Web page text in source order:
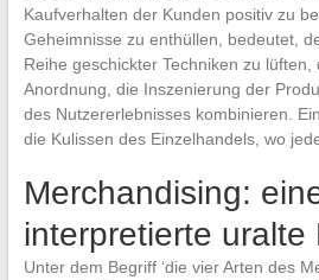
Kaufverhalten der Kunden positiv zu
Geheimnisse zu enthüllen, bedeutet,
Reihe geschickter Techniken zu lüften,
Anordnung, die Inszenierung der
des Nutzererlebnisses kombinieren.
die Kulissen des Einzelhandels, wo
Merchandising:
interpretierte uralte
Unter dem Begriff ‘die vier Arten des